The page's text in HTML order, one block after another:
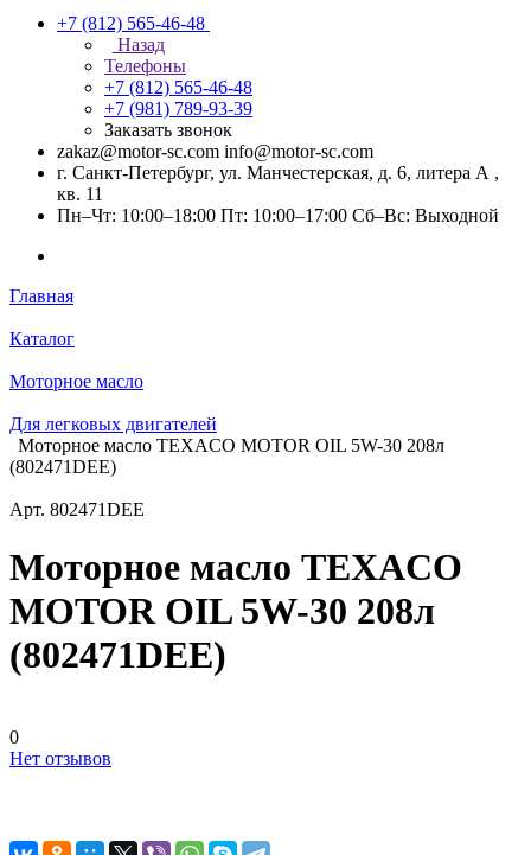
+7 (812) 565-46-48
Назад
Телефоны
+7 (812) 565-46-48
+7 (981) 789-93-39
Заказать звонок
zakaz@motor-sc.com info@motor-sc.com
г. Санкт-Петербург, ул. Манчестерская, д. 6, литера А ,
кв. 11
Пн–Чт: 10:00–18:00 Пт: 10:00–17:00 Сб–Вс: Выходной
Главная
Каталог
Моторное масло
Для легковых двигателей
Моторное масло TEXACO MOTOR OIL 5W-30 208л
(802471DEE)
Арт. 802471DEE
Моторное масло TEXACO
MOTOR OIL 5W-30 208л
(802471DEE)
0
Нет отзывов